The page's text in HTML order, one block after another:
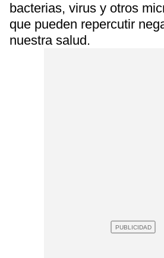
bacterias, virus y otros
que pueden repercutir
nuestra salud.